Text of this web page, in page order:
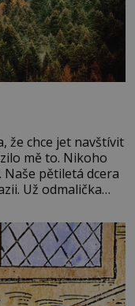
že chce jet navštívit
mě to. Nikoho
pětiletá dcera
Už odmalička
statečných